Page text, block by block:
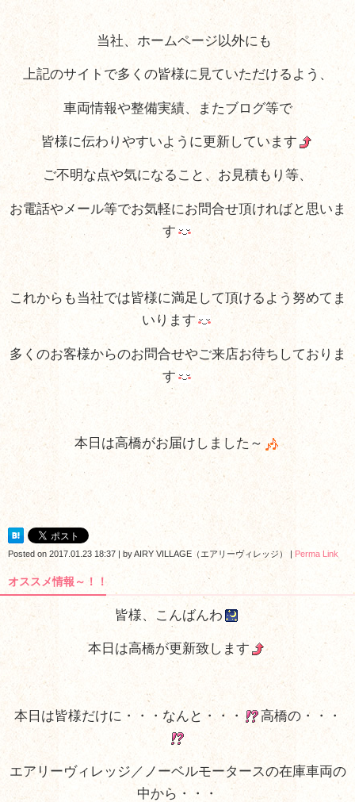
当社、ホームページ以外にも
上記のサイトで多くの皆様に見ていただけるよう、
車両情報や整備実績、またブログ等で
皆様に伝わりやすいように更新しています
ご不明な点や気になること、お見積もり等、
お電話やメール等でお気軽にお問合せ頂ければと思いま
す
これからも当社では皆様に満足して頂けるよう努めてま
いります
多くのお客様からのお問合せやご来店お待ちしておりま
す
本日は高橋がお届けしました～
Posted on 2017.01.23 18:37 | byAIRY VILLAGE（エアリーヴィレッジ） | Perma Link
オススメ情報～！！
皆様、こんばんわ
本日は高橋が更新致します
本日は皆様だけに・・・なんと・・・ 高橋の・・・
エアリーヴィレッジ／ノーベルモータースの在庫車両の
中から・・・